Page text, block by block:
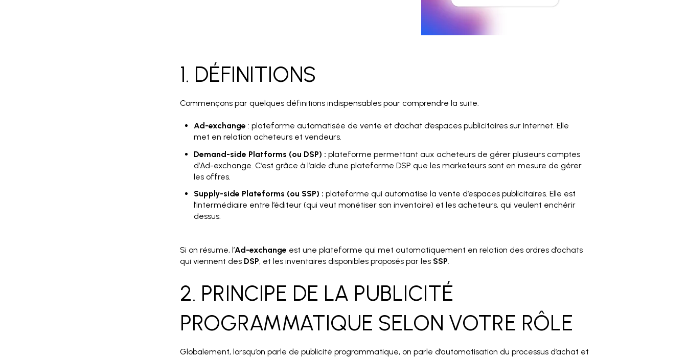
1. DÉFINITIONS
Commençons par quelques définitions indispensables pour comprendre la suite.
Ad-exchange : plateforme automatisée de vente et d’achat d’espaces publicitaires sur Internet. Elle
met en relation acheteurs et vendeurs.
Demand-side Platforms (ou DSP) : plateforme permettant aux acheteurs de gérer plusieurs comptes
d’Ad-exchange. C’est grâce à l’aide d’une plateforme DSP que les marketeurs sont en mesure de gérer
les offres.
Supply-side Plateforms (ou SSP) : plateforme qui automatise la vente d’espaces publicitaires. Elle est
l’intermédiaire entre l’éditeur (qui veut monétiser son inventaire) et les acheteurs, qui veulent enchérir
dessus.
Si on résume, l’Ad-exchange est une plateforme qui met automatiquement en relation des ordres d’achats
qui viennent des DSP, et les inventaires disponibles proposés par les SSP.
2. PRINCIPE DE LA PUBLICITÉ
PROGRAMMATIQUE SELON VOTRE RÔLE
Globalement, lorsqu’on parle de publicité programmatique, on parle d’automatisation du processus d’achat et